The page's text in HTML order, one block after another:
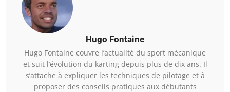
Hugo Fontaine
Hugo Fontaine couvre l’actualité du sport mécanique
et suit l’évolution du karting depuis plus de dix ans. Il
s’attache à expliquer les techniques de pilotage et à
proposer des conseils pratiques aux débutants